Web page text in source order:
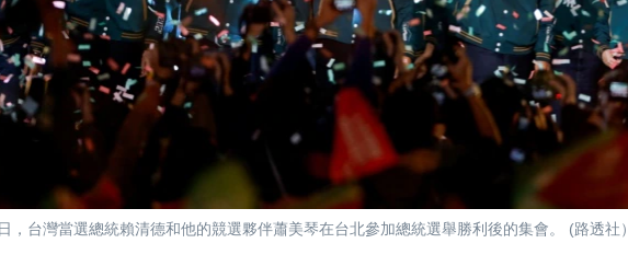
，台灣當選總統賴清德和他的競選夥伴蕭美琴在台北參加總統選舉勝利後的集會。 (路透社）